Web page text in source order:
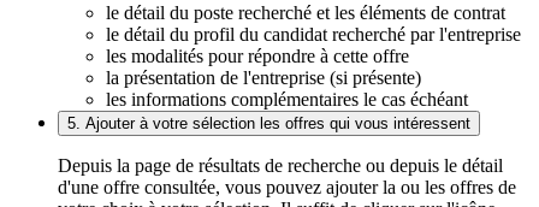
le détail du poste recherché et les éléments de contrat
le détail du profil du candidat recherché par l'entreprise
les modalités pour répondre à cette offre
la présentation de l'entreprise (si présente)
les informations complémentaires le cas échéant
5. Ajouter à votre sélection les offres qui vous intéressent
Depuis la page de résultats de recherche ou depuis le détail
d'une offre consultée, vous pouvez ajouter la ou les offres de